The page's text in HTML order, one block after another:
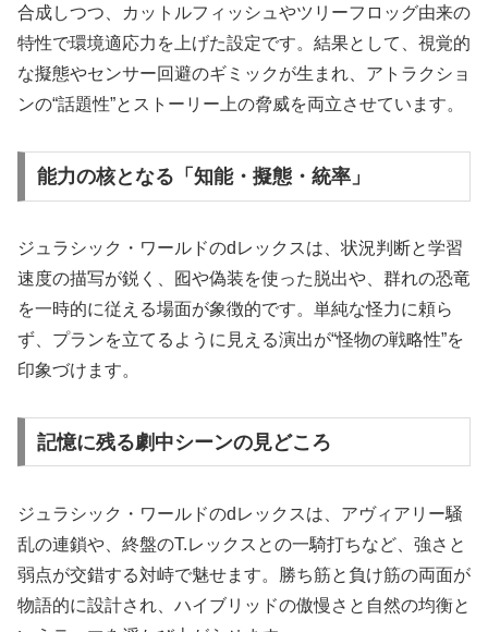
合成しつつ、カットルフィッシュやツリーフロッグ由来の
特性で環境適応力を上げた設定です。結果として、視覚的
な擬態やセンサー回避のギミックが生まれ、アトラクショ
ンの“話題性”とストーリー上の脅威を両立させています。
能力の核となる「知能・擬態・統率」
ジュラシック・ワールドのdレックスは、状況判断と学習
速度の描写が鋭く、囮や偽装を使った脱出や、群れの恐竜
を一時的に従える場面が象徴的です。単純な怪力に頼ら
ず、プランを立てるように見える演出が“怪物の戦略性”を
印象づけます。
記憶に残る劇中シーンの見どころ
ジュラシック・ワールドのdレックスは、アヴィアリー騒
乱の連鎖や、終盤のT.レックスとの一騎打ちなど、強さと
弱点が交錯する対峙で魅せます。勝ち筋と負け筋の両面が
物語的に設計され、ハイブリッドの傲慢さと自然の均衡と